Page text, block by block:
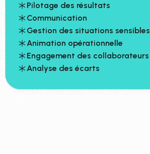
Pilotage des résultats
Communication
Gestion des situations sensibles
Animation opérationnelle
Engagement des collaborateurs
Analyse des écarts